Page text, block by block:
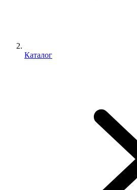
Каталог